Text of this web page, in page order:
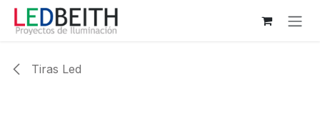
Ir al contenido
Tiras Led